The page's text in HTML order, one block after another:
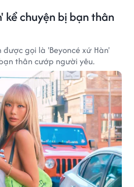
kể chuyện bị bạn thân
được gọi là 'Beyoncé xứ Hàn'
thân cướp người yêu.